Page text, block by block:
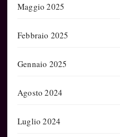
Maggio 2025
Febbraio 2025
Gennaio 2025
Agosto 2024
Luglio 2024